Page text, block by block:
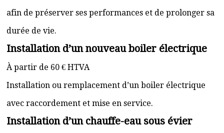
afin de préserver ses performances et de prolonger sa
durée de vie.
Installation d’un nouveau boiler électrique
À partir de 60 € HTVA
Installation ou remplacement d’un boiler électrique
avec raccordement et mise en service.
Installation d’un chauffe-eau sous évier